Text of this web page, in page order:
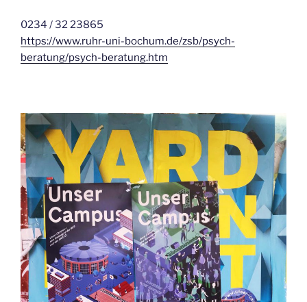
0234 / 32 23865
https://www.ruhr-uni-bochum.de/zsb/psych-
beratung/psych-beratung.htm